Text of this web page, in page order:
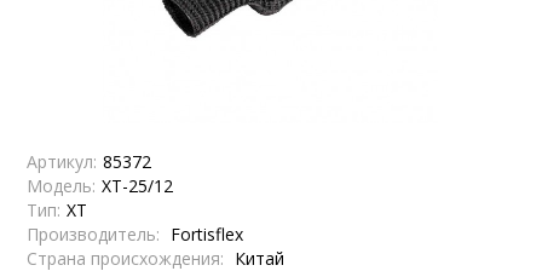
Артикул: 85372
Модель: XT-25/12
Тип: XT
Производитель: Fortisflex
Страна происхождения: Китай